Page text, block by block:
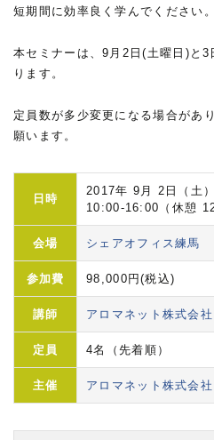
短期間に効率良く学んでください。
本セミナーは、9月2日(土曜日)と
ります。
定員数が多少変更になる場合があ
願います。
日時
2017年 9月 2日（土）
10:00-16:00（休憩
会場 シェアオフィス練馬
参加費 98,000円(税込)
講師 アロマネット株式会社
定員 4名（先着順）
主催 アロマネット株式会社